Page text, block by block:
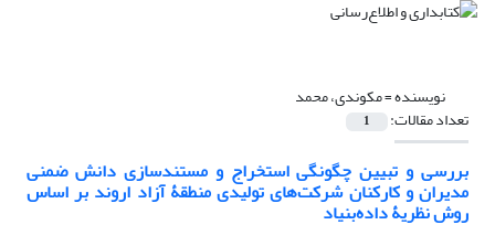
نویسنده =مکوندی، محمد
تعداد مقالات: 1
بررسی و تبیین چگونگی استخراج و مستندسازی دانش ضمنی
مدیران و کارکنان شرکت‌های تولیدی منطقۀ آزاد اروند بر اساس
روش نظریۀ داده‌بنیاد